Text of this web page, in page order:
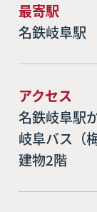
最寄駅
名鉄岐阜駅
アクセス
名鉄岐阜駅
岐阜バス（
建物2階